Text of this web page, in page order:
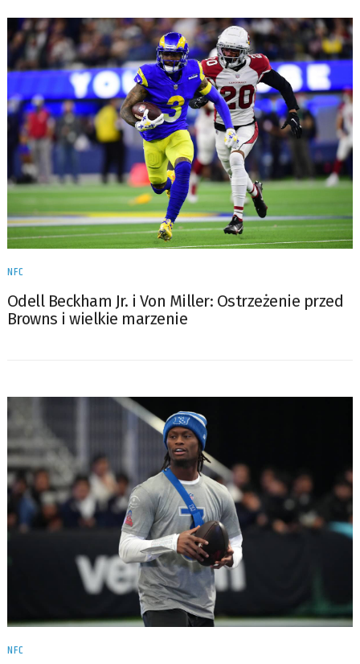
NFC
Odell Beckham Jr. i Von Miller: Ostrzeżenie przed
Browns i wielkie marzenie
NFC